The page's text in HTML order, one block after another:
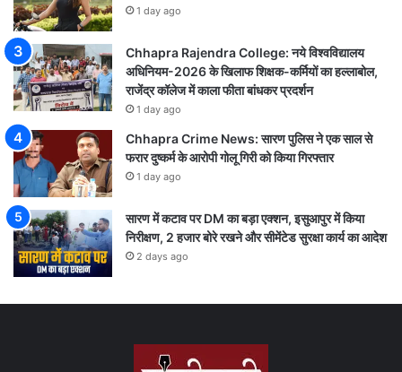
1 day ago
Chhapra Rajendra College: नये विश्वविद्यालय
अधिनियम-2026 के खिलाफ शिक्षक-कर्मियों का हल्लाबोल,
राजेंद्र कॉलेज में काला फीता बांधकर प्रदर्शन
1 day ago
Chhapra Crime News: सारण पुलिस ने एक साल से
फरार दुष्कर्म के आरोपी गोलू गिरी को किया गिरफ्तार
1 day ago
सारण में कटाव पर DM का बड़ा एक्शन, इसुआपुर में किया
निरीक्षण, 2 हजार बोरे रखने और सीमेंटेड सुरक्षा कार्य का आदेश
2 days ago